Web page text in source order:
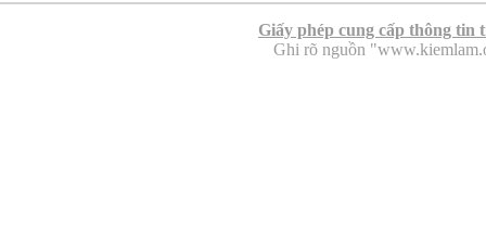
Giấy phép cung cấp thông tin
Ghi rõ nguồn